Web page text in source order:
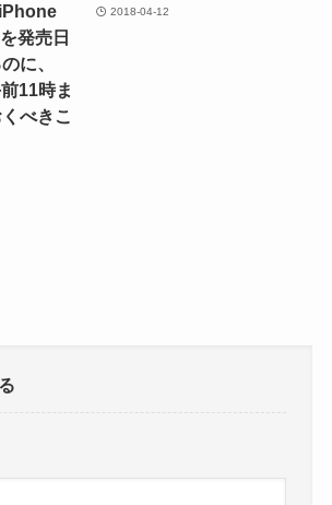
発売日
に、
11時ま
べきこ
2018-04-12